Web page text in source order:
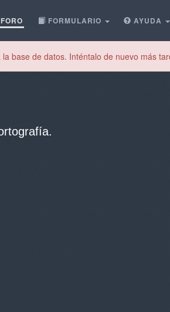
FORO FORMULARIO AYUDA
base de datos. Inténtalo de nuevo más